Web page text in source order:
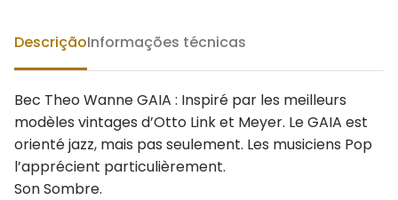
DescriçãoInformações técnicas
Bec Theo Wanne GAIA : Inspiré par les meilleurs
modèles vintages d’Otto Link et Meyer. Le GAIA est
orienté jazz, mais pas seulement. Les musiciens Pop
l’apprécient particulièrement.
Son Sombre.